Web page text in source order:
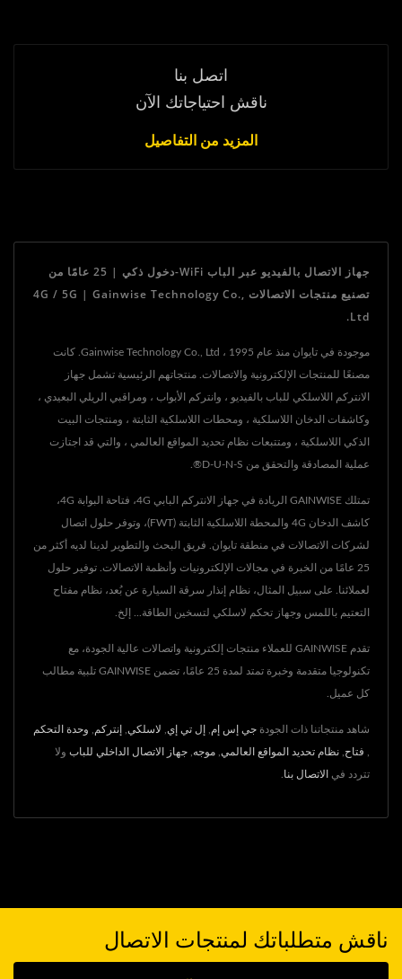
اتصل بنا
ناقش احتياجاتك الآن
المزيد من التفاصيل
جهاز الاتصال بالفيديو عبر الباب WiFi-دخول ذكي | 25 عامًا من
تصنيع منتجات الاتصالات 4G / 5G | Gainwise Technology Co.,
Ltd.
موجودة في تايوان منذ عام 1995 ، Gainwise Technology Co., Ltd. كانت
مصنعًا للمنتجات الإلكترونية والاتصالات. منتجاتهم الرئيسية تشمل جهاز
الانتركم اللاسلكي للباب بالفيديو ، وانتركم الأبواب ، ومراقبي الريلي البعيدي ،
وكاشفات الدخان اللاسلكية ، ومحطات اللاسلكية الثابتة ، ومنتجات البيت
الذكي اللاسلكية ، ومتتبعات نظام تحديد المواقع العالمي ، والتي قد اجتازت
عملية المصادقة والتحقق من D-U-N-S®.
تمتلك GAINWISE الريادة في جهاز الانتركم البابي 4G، فتاحة البوابة 4G،
كاشف الدخان 4G والمحطة اللاسلكية الثابتة (FWT)، وتوفر حلول اتصال
لشركات الاتصالات في منطقة تايوان. فريق البحث والتطوير لدينا لديه أكثر من
25 عامًا من الخبرة في مجالات الإلكترونيات وأنظمة الاتصالات. توفير حلول
لعملائنا. على سبيل المثال، نظام إنذار سرقة السيارة عن بُعد، نظام مفتاح
التعتيم باللمس وجهاز تحكم لاسلكي لتسخين الطاقة... إلخ.
تقدم GAINWISE للعملاء منتجات إلكترونية واتصالات عالية الجودة، مع
تكنولوجيا متقدمة وخبرة تمتد لمدة 25 عامًا، تضمن GAINWISE تلبية مطالب
كل عميل.
شاهد منتجاتنا ذات الجودة جي إس إم إل تي إي لاسلكي إنتركم وحدة التحكم
فتاح نظام تحديد المواقع العالمي موجه جهاز الاتصال الداخلي للباب ولا
تتردد في الاتصال بنا
ناقش متطلباتك لمنتجات الاتصال